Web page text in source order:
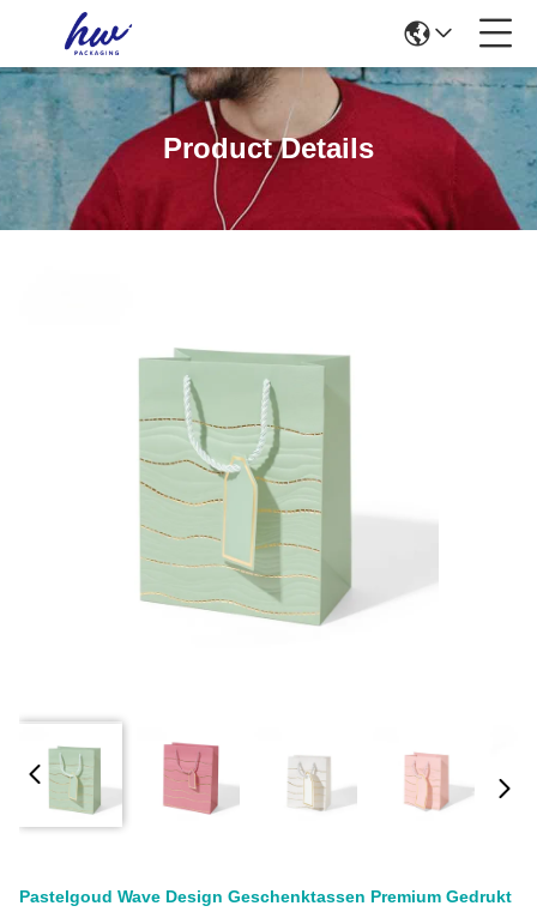
Product Details
Pastelgoud Wave Design Geschenktassen Premium Gedrukt